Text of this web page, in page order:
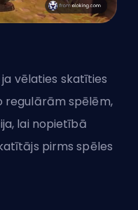
vēlaties skatīties
regulārām spēlēm,
lai nopietībā
pirms spēles